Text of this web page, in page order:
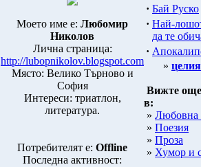
Моето име е: Любомир
Николов
Лична страница:
http://lubopnikolov.blogspot.com
Място: Велико Търново и
София
Интереси: триатлон,
литература.
Потребителят е: Offline
Последна активност:
· Бай Руско
· Най-
да те
·
»
Вижте още
в:
» Любовна
» Поезия
» Проза
» Хумор и